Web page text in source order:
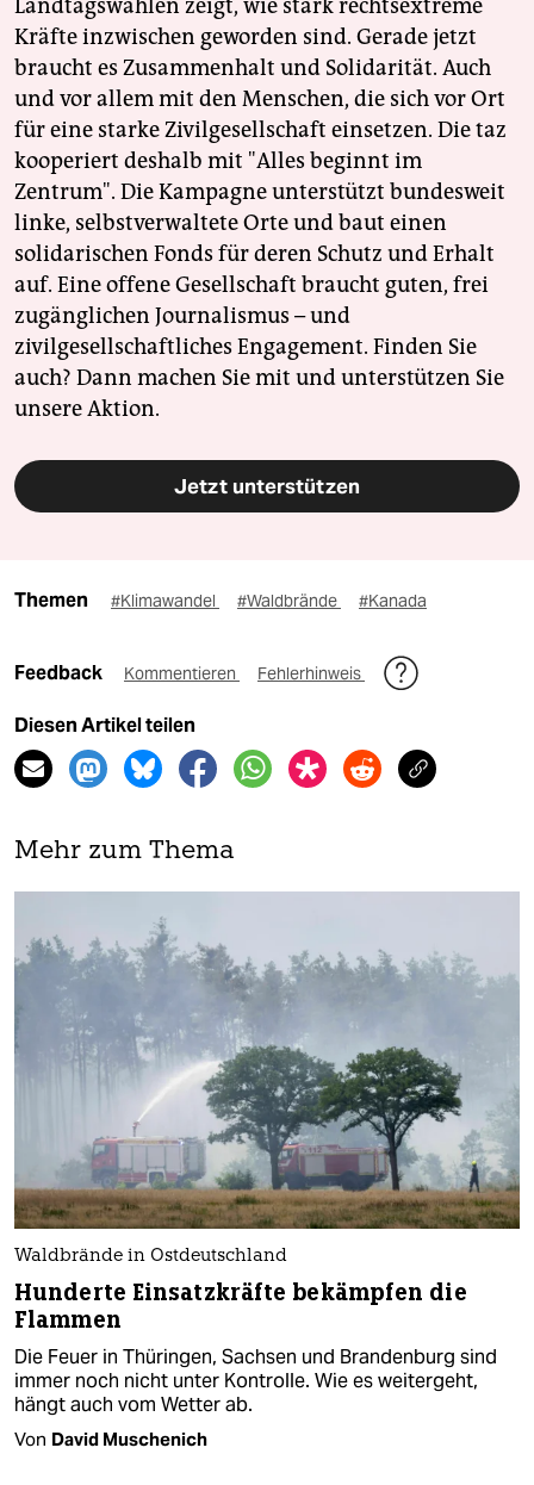
Landtagswahlen zeigt, wie stark rechtsextreme
Kräfte inzwischen geworden sind. Gerade jetzt
braucht es Zusammenhalt und Solidarität. Auch
und vor allem mit den Menschen, die sich vor Ort
für eine starke Zivilgesellschaft einsetzen. Die taz
kooperiert deshalb mit "Alles beginnt im
Zentrum". Die Kampagne unterstützt bundesweit
linke, selbstverwaltete Orte und baut einen
solidarischen Fonds für deren Schutz und Erhalt
auf. Eine offene Gesellschaft braucht guten, frei
zugänglichen Journalismus – und
zivilgesellschaftliches Engagement. Finden Sie
auch? Dann machen Sie mit und unterstützen Sie
unsere Aktion.
Jetzt unterstützen
Themen #Klimawandel #Waldbrände #Kanada
Feedback Kommentieren Fehlerhinweis
Diesen Artikel teilen
Mehr zum Thema
Waldbrände in Ostdeutschland
Hunderte Einsatzkräfte bekämpfen die
Flammen
Die Feuer in Thüringen, Sachsen und Brandenburg sind
immer noch nicht unter Kontrolle. Wie es weitergeht,
hängt auch vom Wetter ab.
Von David Muschenich